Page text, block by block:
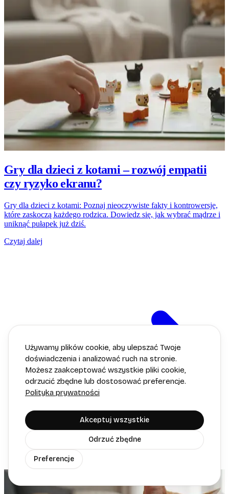
Używamy plików cookie, aby ulepszać Twoje
doświadczenia i analizować ruch na stronie.
Możesz zaakceptować wszystkie pliki cookie,
odrzucić zbędne lub dostosować preferencje.
Polityka prywatności
Akceptuj wszystkie
Odrzuć zbędne
Preferencje
Gry dla dzieci z kotami – rozwój empatii
czy ryzyko ekranu?
Gry dla dzieci z kotami: Poznaj nieoczywiste fakty i kontrowersje,
które zaskoczą każdego rodzica. Dowiedz się, jak wybrać mądrze i
uniknąć pułapek już dziś.
Czytaj dalej